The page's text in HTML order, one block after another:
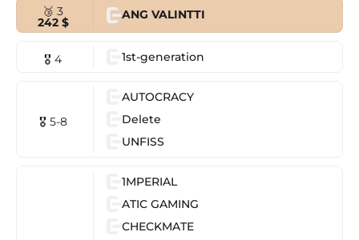
🥉 3
242 $
ANG VALINTTI
🎖 4 1st-generation
🎖 5-8
AUTOCRACY
Delete
UNFISS
1MPERIAL
ATIC GAMING
CHECKMATE